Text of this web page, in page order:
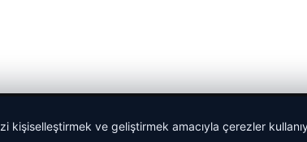
kişiselleştirmek ve geliştirmek amacıyla çerezler